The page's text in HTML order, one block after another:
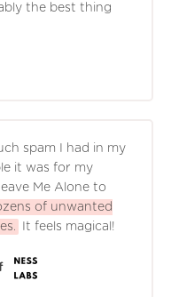
the best thing
spam I had in my
it was for my
Me Alone to
of unwanted
It feels magical!